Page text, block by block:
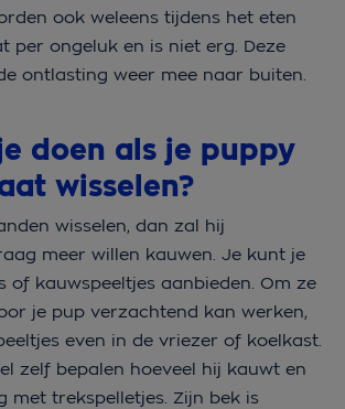
ook weleens tijdens het eten
per ongeluk en is niet erg. Deze
ontlasting weer mee naar buiten.
doen als je puppy
wisselen?
wisselen, dan zal hij
meer willen kauwen. Je kunt je
of kauwspeeltjes aanbieden. Om ze
je pup verzachtend kan werken,
even in de vriezer of koelkast.
zelf bepalen hoeveel hij kauwt en
met trekspelletjes. Zijn bek is